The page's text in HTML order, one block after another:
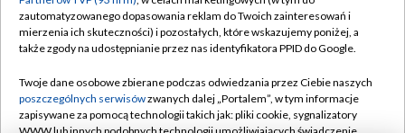
Oferta Handlowa
Telegazeta ogłoszenia
Rada Programowa
Ogłoszenia przetargowe
Biuro reklamy
Kontakt
Kanały
zautomatyzowanego dopasowania reklam do Twoich zainteresowań i
mierzenia ich skuteczności) i pozostałych, które wskazujemy poniżej, a
także zgody na udostępnianie przez nas identyfikatora PPID do Google.
Twoje dane osobowe zbierane podczas odwiedzania przez Ciebie naszych
poszczególnych serwisówzwanych dalej „Portalem”, w tym informacje
zapisywane za pomocą technologii takich jak: pliki cookie, sygnalizatory